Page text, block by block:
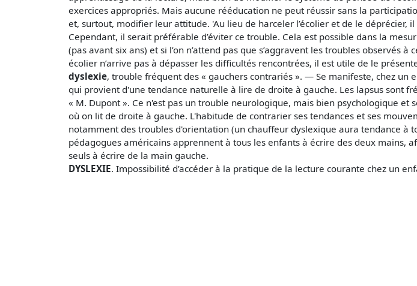
exercices appropriés. Mais aucune rééducation ne peut réussir sans la
et, surtout, modifier leur attitude. 'Au lieu de harceler l’écolier et de le
Cependant, il serait préférable d’éviter ce trouble. Cela est possible dans la
(pas avant six ans) et si l’on n’attend pas que s’aggravent les troubles observés
écolier n’arrive pas à dépasser les difficultés rencontrées, il est utile de le
dyslexie, trouble fréquent des « gauchers contrariés ». — Se manifeste, chez
qui provient d'une tendance naturelle à lire de droite à gauche. Les lapsus sont
« M. Dupont ». Ce n'est pas un trouble neurologique, mais bien psychologique
où on lit de droite à gauche. L'habitude de contrarier ses tendances et ses
notamment des troubles d'orientation (un chauffeur dyslexique aura tendance à
pédagogues américains apprennent à tous les enfants à écrire des deux mains,
seuls à écrire de la main gauche.
DYSLEXIE. Impossibilité d’accéder à la pratique de la lecture courante chez un